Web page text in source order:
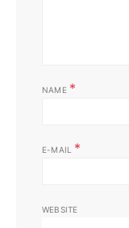
NAME *
E-MAIL *
WEBSITE